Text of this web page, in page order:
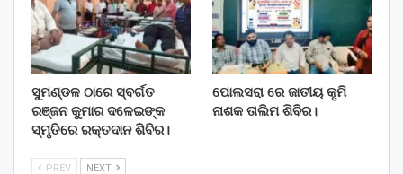
ସୁମଣ୍ଡଳ ଠାରେ ସ୍ବର୍ଗତ
ରଞ୍ଜନ କୁମାର ଦଳେଇଙ୍କ
ସ୍ମୃତିରେ ରକ୍ତଦାନ ଶିବିର।
ପୋଲସରା ରେ ଜାତୀୟ କୃମି
ନାଶକ ତାଲିମ ଶିବିର।
PREV NEXT